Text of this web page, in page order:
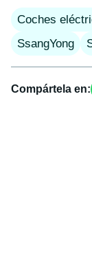
Coches
SsangYong
Compártela en: